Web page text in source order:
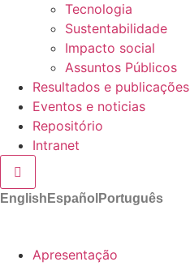
Tecnologia
Sustentabilidade
Impacto social
Assuntos Públicos
Resultados e publicações
Eventos e noticias
Repositório
Intranet
Hamburger Toggle Menu
English Español Português
Apresentação